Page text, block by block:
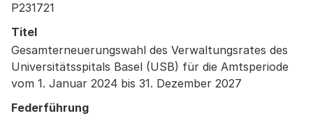
P231721
Titel
Gesamterneuerungswahl des Verwaltungsrates des
Universitätsspitals Basel (USB) für die Amtsperiode
vom 1. Januar 2024 bis 31. Dezember 2027
Federführung